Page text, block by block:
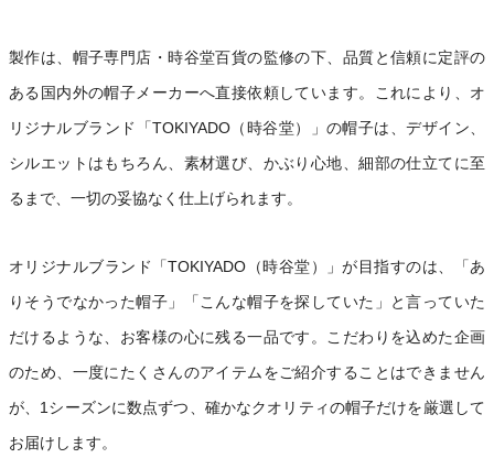
製作は、帽子専門店・時谷堂百貨の監修の下、品質と信頼に定評の
ある国内外の帽子メーカーへ直接依頼しています。これにより、オ
リジナルブランド「TOKIYADO（時谷堂）」の帽子は、デザイン、
シルエットはもちろん、素材選び、かぶり心地、細部の仕立てに至
るまで、一切の妥協なく仕上げられます。
オリジナルブランド「TOKIYADO（時谷堂）」が目指すのは、「あ
りそうでなかった帽子」「こんな帽子を探していた」と言っていた
だけるような、お客様の心に残る一品です。こだわりを込めた企画
のため、一度にたくさんのアイテムをご紹介することはできません
が、1シーズンに数点ずつ、確かなクオリティの帽子だけを厳選して
お届けします。